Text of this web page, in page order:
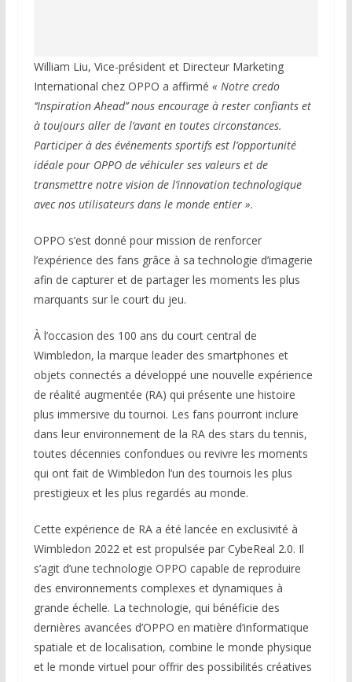
William Liu, Vice-président et Directeur Marketing
International chez OPPO a affirmé « Notre credo
‘‘Inspiration Ahead’’ nous encourage à rester confiants et
à toujours aller de l’avant en toutes circonstances.
Participer à des événements sportifs est l’opportunité
idéale pour OPPO de véhiculer ses valeurs et de
transmettre notre vision de l’innovation technologique
avec nos utilisateurs dans le monde entier ».
OPPO s’est donné pour mission de renforcer
l’expérience des fans grâce à sa technologie d’imagerie
afin de capturer et de partager les moments les plus
marquants sur le court du jeu.
À l’occasion des 100 ans du court central de
Wimbledon, la marque leader des smartphones et
objets connectés a développé une nouvelle expérience
de réalité augmentée (RA) qui présente une histoire
plus immersive du tournoi. Les fans pourront inclure
dans leur environnement de la RA des stars du tennis,
toutes décennies confondues ou revivre les moments
qui ont fait de Wimbledon l’un des tournois les plus
prestigieux et les plus regardés au monde.
Cette expérience de RA a été lancée en exclusivité à
Wimbledon 2022 et est propulsée par CybeReal 2.0. Il
s’agit d’une technologie OPPO capable de reproduire
des environnements complexes et dynamiques à
grande échelle. La technologie, qui bénéficie des
dernières avancées d’OPPO en matière d’informatique
spatiale et de localisation, combine le monde physique
et le monde virtuel pour offrir des possibilités créatives